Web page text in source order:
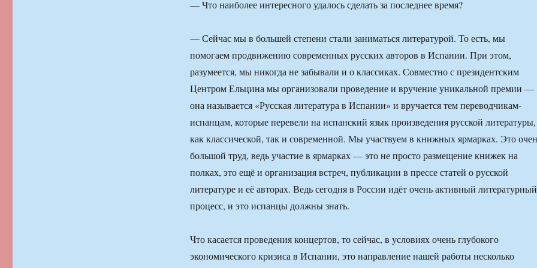
— Что наиболее интересного удалось сделать за последнее время?
— Сейчас мы в большей степени стали заниматься литературой. То есть, мы
помогаем продвижению современных русских авторов в Испании. При этом,
разумеется, мы никогда не забывали и о классиках. Совместно с президентским
Центром Ельцина мы организовали проведение и вручение уникальной премии —
она называется «Русская литература в Испании» и вручается тем переводчикам-
испанцам, которые перевели на испанский язык произведения русской литературы,
как классической, так и современной. Мы участвуем в книжных ярмарках. Это
большой труд, ведь участие в ярмарках — это не просто размещение книжек на
полках, это ещё и организация встреч, публикации в прессе статей о русской
литературе и её авторах. Ведь сегодня в России идёт очень активный литературный
процесс, и это испанцы должны знать.
Что касается проведения концертов, то сейчас, в условиях очень глубокого
экономического кризиса в Испании, это направление нашей работы несколько